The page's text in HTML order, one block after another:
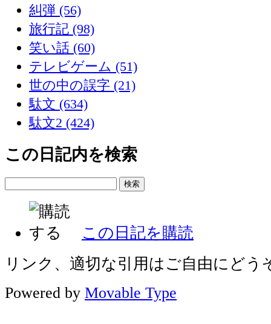
糾弾 (56)
旅行記 (98)
笑い話 (60)
テレビゲーム (51)
世の中の誤字 (21)
駄文 (634)
駄文2 (424)
この日記内を検索
この日記を購読
リンク、適切な引用はご自由にどう
Powered by Movable Type